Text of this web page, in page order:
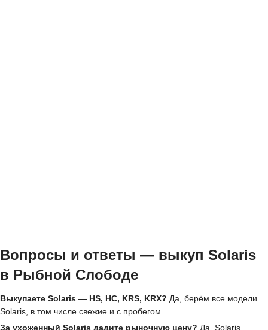
Вопросы и ответы — выкуп Solaris
в Рыбной Слободе
Выкупаете Solaris — HS, HC, KRS, KRX? Да, берём все модели
Solaris, в том числе свежие и с пробегом.
За ухоженный Solaris дадите рыночную цену? Да, Solaris